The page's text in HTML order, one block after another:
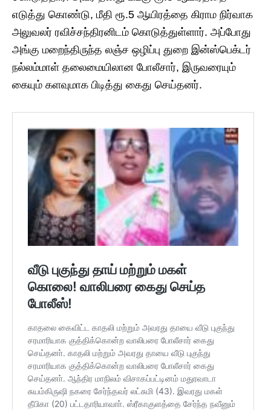
எடுத்து கொண்டு, மீதி ரூ.5 ஆயிரத்தை கிராம நிர்வாக
அலுவலர் ரவிச்சந்திரனிடம் கொடுத்துள்ளார். அப்போது
அங்கு மறைந்திருந்த லஞ்ச ஒழிப்பு துறை இன்ஸ்பெக்டர்
நல்லம்மாள் தலைமையிலான போலீசார், இருவரையும்
கையும் களவுமாக பிடித்து கைது செய்தனர்.